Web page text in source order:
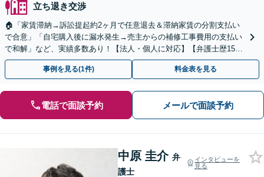
立ち退き交渉
🏠「家賃滞納→訴訟提起約2ヶ月で任意退去＆滞納家賃の分割支払い
で合意」「自宅購入後に漏水発生→売主からの補修工事費用の支払い
で和解」など、実績多数あり！【法人・個人に対応】【弁護士歴15年
以上】【東梅田駅徒歩10分】【初回相談30分無料】
事例を見る(1件) 料金表を見る
電話で面談予約 メールで面談予約
中原 圭介 弁
護士
インタビューを
見る